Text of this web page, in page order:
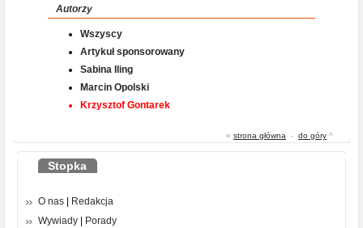
Autorzy
Wszyscy
Artykuł sponsorowany
Sabina Iling
Marcin Opolski
Krzysztof Gontarek
« strona główna - do góry ^
Stopka
O nas
Redakcja
Wywiady
Porady